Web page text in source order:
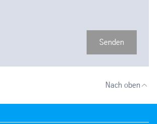
Senden
Nach oben